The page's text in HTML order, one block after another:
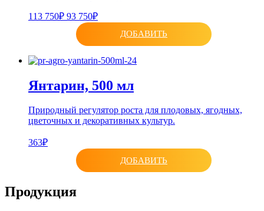
113 750₽ 93 750₽
ДОБАВИТЬ
Янтарин, 500 мл
Природный регулятор роста для плодовых, ягодных,
цветочных и декоративных культур.
363₽
ДОБАВИТЬ
Продукция